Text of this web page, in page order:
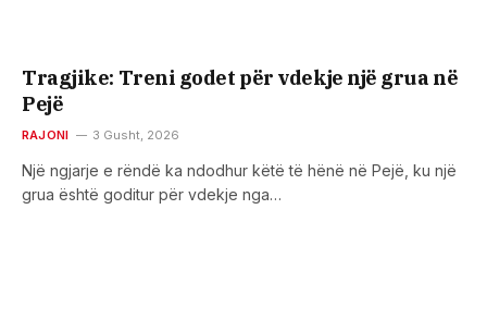
Tragjike: Treni godet për vdekje një grua në
Pejë
RAJONI 3 Gusht, 2026
Një ngjarje e rëndë ka ndodhur këtë të hënë në Pejë, ku një
grua është goditur për vdekje nga…